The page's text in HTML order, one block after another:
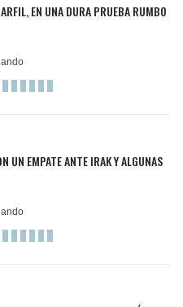
EN UNA DURA PRUEBA RUMBO
UN EMPATE ANTE IRAK Y ALGUNAS